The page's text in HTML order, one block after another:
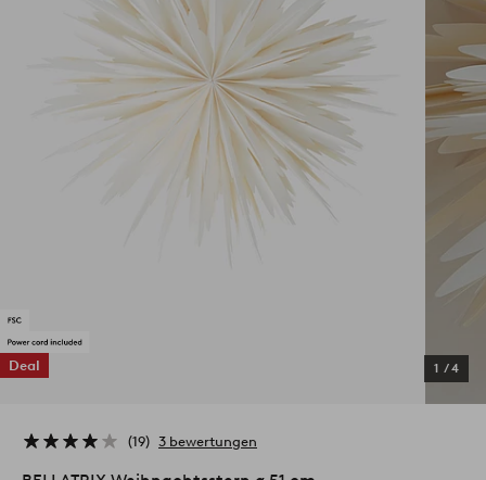
Deal 1 /4
19 3 bewertungen